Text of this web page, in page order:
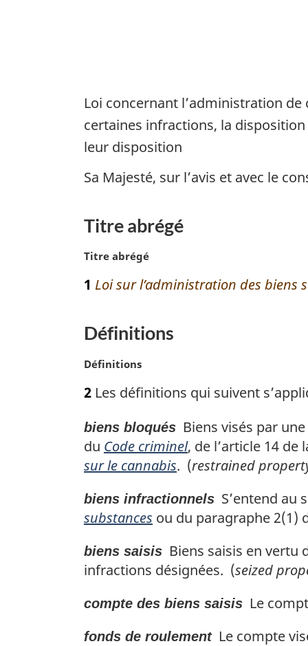
Loi concernant l’administration
certaines infractions, la
leur disposition
Sa Majesté, sur l’avis et avec le
Titre abrégé
N
t
a
g
n
l
e
:
Titre abrégé
1 Loi sur l’administration des biens
Définitions
N
t
m
a
g
i
n
a
e
:
Définitions
2 Les définitions qui suivent
biens bloqués Biens visés par
du Code criminel, de l’article 14 de
sur le cannabis. (restrained
biens infractionnels S’entend au
substances ou du paragraphe 2(1)
biens saisis Biens saisis en vertu
infractions désignées. (seized
compte des biens saisis Le
fonds de roulementLe compte